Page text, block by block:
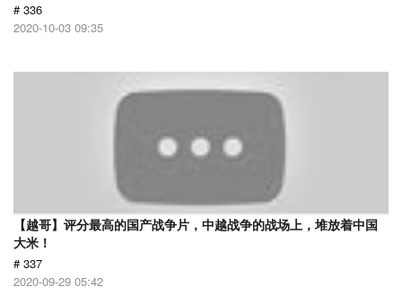
# 336
2020-10-03 09:35
【越哥】评分最高的国产战争片，中越战争的战场上，堆放着中国
大米！
# 337
2020-09-29 05:42